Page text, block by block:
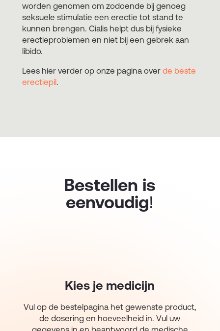
worden genomen om zodoende bij genoeg
seksuele stimulatie een erectie tot stand te
kunnen brengen. Cialis helpt dus bij fysieke
erectieproblemen en niet bij een gebrek aan
libido.
Lees hier verder op onze pagina over de beste
erectiepil.
Bestellen is
eenvoudig!
Kies je medicijn
Vul op de bestelpagina het gewenste product,
de dosering en hoeveelheid in. Vul uw